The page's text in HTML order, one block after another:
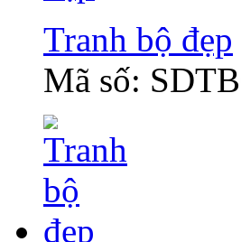
Tranh bộ đẹp
Mã số: